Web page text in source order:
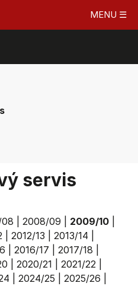
MENU ☰
servis
2008/09 2009/10
2012/13 2013/14
2016/17 2017/18
2020/21 2021/22
2024/25 2025/26